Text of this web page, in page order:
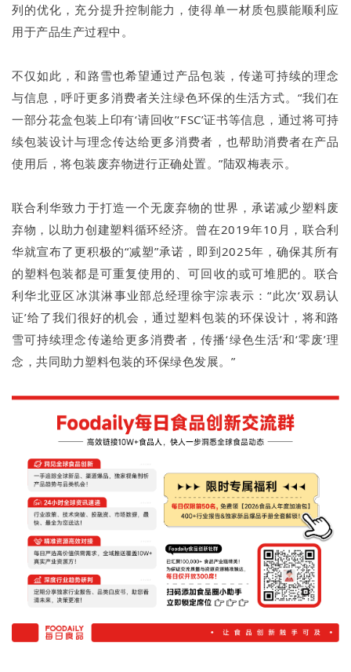
列的优化，充分提升控制能力，使得单一材质包膜能顺利应
用于产品生产过程中。
不仅如此，和路雪也希望通过产品包装，传递可持续的理念
与信息，呼吁更多消费者关注绿色环保的生活方式。“我们在
一部分花盒包装上印有‘请回收’‘FSC’证书等信息，通过将可持
续包装设计与理念传达给更多消费者，也帮助消费者在产品
使用后，将包装废弃物进行正确处置。”陆双梅表示。
联合利华致力于打造一个无废弃物的世界，承诺减少塑料废
弃物，以助力创建塑料循环经济。曾在2019年10月，联合利
华就宣布了更积极的“减塑”承诺，即到2025年，确保其所有
的塑料包装都是可重复使用的、可回收的或可堆肥的。联合
利华北亚区冰淇淋事业部总经理徐宇淙表示：“此次‘双易认
证’给了我们很好的机会，通过塑料包装的环保设计，将和路
雪可持续理念传递给更多消费者，传播‘绿色生活’和‘零废’理
念，共同助力塑料包装的环保绿色发展。”